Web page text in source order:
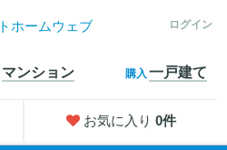
ログイン
マンション 購入 一戸建て
お気に入り 0件